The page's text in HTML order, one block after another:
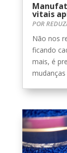
vitais
POR
Não nos
ficando
mais, é